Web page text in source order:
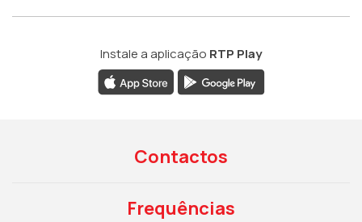
Instale a aplicação RTP Play
Contactos
Frequências